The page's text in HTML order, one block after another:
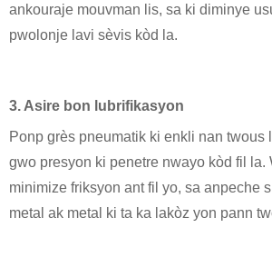
ankouraje mouvman lis, sa ki diminye
pwolonje lavi sèvis kòd la.
3. Asire bon lubrifikasyon
Ponp grès pneumatik ki enkli nan twous
gwo presyon ki penetre nwayo kòd fil la.
minimize friksyon ant fil yo, sa anpeche
metal ak metal ki ta ka lakòz yon pann